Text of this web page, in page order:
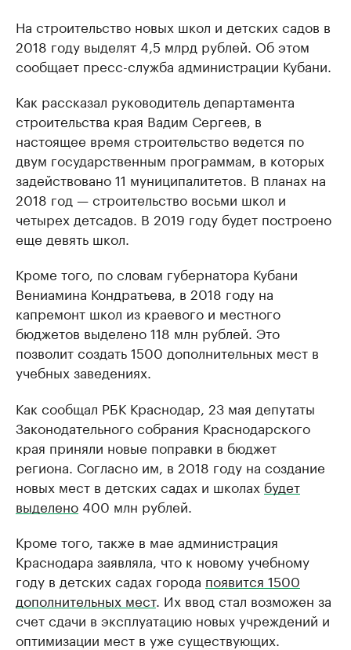
На строительство новых школ и детских садов в
2018 году выделят 4,5 млрд рублей. Об этом
сообщает пресс-служба администрации Кубани.
Как рассказал руководитель департамента
строительства края Вадим Сергеев, в
настоящее время строительство ведется по
двум государственным программам, в которых
задействовано 11 муниципалитетов. В планах на
2018 год — строительство восьми школ и
четырех детсадов. В 2019 году будет построено
еще девять школ.
Кроме того, по словам губернатора Кубани
Вениамина Кондратьева, в 2018 году на
капремонт школ из краевого и местного
бюджетов выделено 118 млн рублей. Это
позволит создать 1500 дополнительных мест в
учебных заведениях.
Как сообщал РБК Краснодар, 23 мая депутаты
Законодательного собрания Краснодарского
края приняли новые поправки в бюджет
региона. Согласно им, в 2018 году на создание
новых мест в детских садах и школах будет
выделено400 млн рублей.
Кроме того, также в мае администрация
Краснодара заявляла, что к новому учебному
году в детских садах города появится 1500
дополнительных мест. Их ввод стал возможен за
счет сдачи в эксплуатацию новых учреждений и
оптимизации мест в уже существующих.